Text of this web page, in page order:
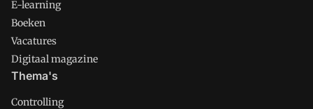
E-learning
Boeken
Vacatures
Digitaal magazine
Thema's
Controlling